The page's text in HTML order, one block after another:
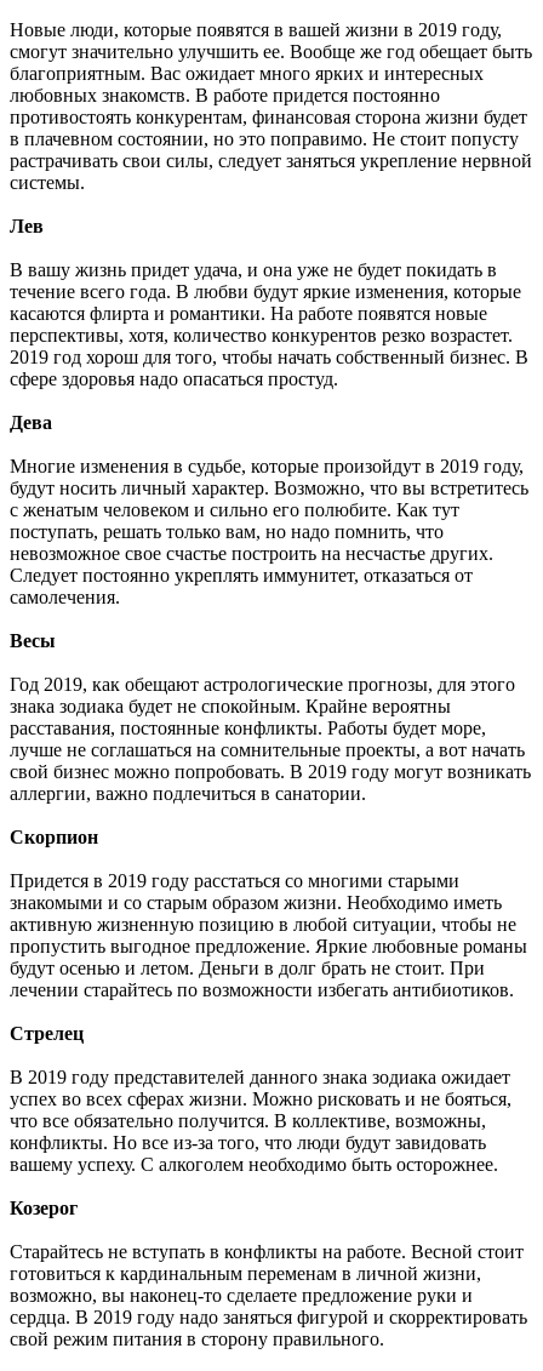
Новые люди, которые появятся в вашей жизни в 2019 году,
смогут значительно улучшить ее. Вообще же год обещает быть
благоприятным. Вас ожидает много ярких и интересных
любовных знакомств. В работе придется постоянно
противостоять конкурентам, финансовая сторона жизни будет
в плачевном состоянии, но это поправимо. Не стоит попусту
растрачивать свои силы, следует заняться укрепление нервной
системы.
Лев
В вашу жизнь придет удача, и она уже не будет покидать в
течение всего года. В любви будут яркие изменения, которые
касаются флирта и романтики. На работе появятся новые
перспективы, хотя, количество конкурентов резко возрастет.
2019 год хорош для того, чтобы начать собственный бизнес. В
сфере здоровья надо опасаться простуд.
Дева
Многие изменения в судьбе, которые произойдут в 2019 году,
будут носить личный характер. Возможно, что вы встретитесь
с женатым человеком и сильно его полюбите. Как тут
поступать, решать только вам, но надо помнить, что
невозможное свое счастье построить на несчастье других.
Следует постоянно укреплять иммунитет, отказаться от
самолечения.
Весы
Год 2019, как обещают астрологические прогнозы, для этого
знака зодиака будет не спокойным. Крайне вероятны
расставания, постоянные конфликты. Работы будет море,
лучше не соглашаться на сомнительные проекты, а вот начать
свой бизнес можно попробовать. В 2019 году могут возникать
аллергии, важно подлечиться в санатории.
Скорпион
Придется в 2019 году расстаться со многими старыми
знакомыми и со старым образом жизни. Необходимо иметь
активную жизненную позицию в любой ситуации, чтобы не
пропустить выгодное предложение. Яркие любовные романы
будут осенью и летом. Деньги в долг брать не стоит. При
лечении старайтесь по возможности избегать антибиотиков.
Стрелец
В 2019 году представителей данного знака зодиака ожидает
успех во всех сферах жизни. Можно рисковать и не бояться,
что все обязательно получится. В коллективе, возможны,
конфликты. Но все из-за того, что люди будут завидовать
вашему успеху. С алкоголем необходимо быть осторожнее.
Козерог
Старайтесь не вступать в конфликты на работе. Весной стоит
готовиться к кардинальным переменам в личной жизни,
возможно, вы наконец-то сделаете предложение руки и
сердца. В 2019 году надо заняться фигурой и скорректировать
свой режим питания в сторону правильного.